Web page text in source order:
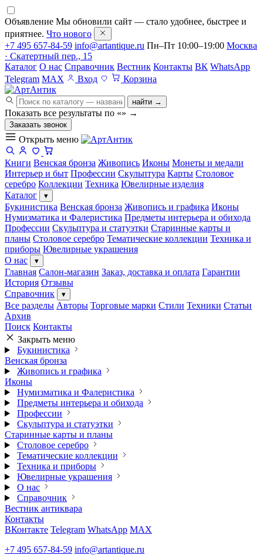
Объявление Мы обновили сайт — стало удобнее, быстрее и
приятнее. Что нового
+7 495 657-84-59 info@artantique.ru Пн–Пт 10:00–19:00 Москва
· Скатертный пер., 15
Каталог О нас Справочник Вестник Контакты ВК WhatsApp
Telegram MAX Вход Корзина
найти →
Показать все результаты по «» →
Заказать звонок
Открыть меню
Книги Венская бронза Живопись Иконы Монеты и медали
Интерьер и быт Профессии Скульптура Карты Столовое
серебро Коллекции Техника Ювелирные изделия
Каталог
▾
Букинистика Венская бронза Живопись и графика Иконы
Нумизматика и Фалеристика Предметы интерьера и обихода
Профессии Скульптура и статуэтки Старинные карты и
планы Столовое серебро Тематические коллекции Техника и
приборы Ювелирные украшения
О нас
▾
Главная Салон-магазин Заказ, доставка и оплата Гарантии
История Отзывы
Справочник
▾
Все разделы Авторы Торговые марки Стили Техники Статьи
Архив
Поиск Контакты
Закрыть меню
Букинистика
Венская бронза
Живопись и графика
Иконы
Нумизматика и Фалеристика
Предметы интерьера и обихода
Профессии
Скульптура и статуэтки
Старинные карты и планы
Столовое серебро
Тематические коллекции
Техника и приборы
Ювелирные украшения
О нас
Справочник
Вестник антиквара
Контакты
ВКонтакте Telegram WhatsApp MAX
+7 495 657-84-59 info@artantique.ru